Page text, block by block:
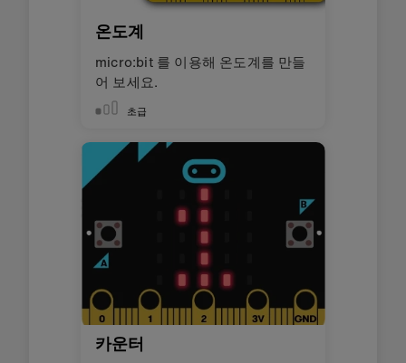
온도계
micro:bit 를 이용해 온도계를 만들
어 보세요.
초급
카운터